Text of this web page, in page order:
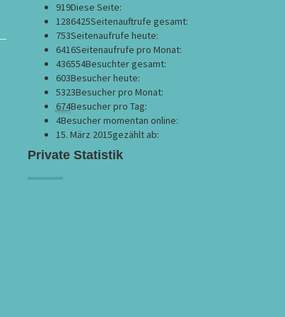
919Diese Seite:
1286425Seitenauftrufe gesamt:
753Seitenaufrufe heute:
6416Seitenaufrufe pro Monat:
436554Besuchter gesamt:
603Besucher heute:
5323Besucher pro Monat:
674Besucher pro Tag:
4Besucher momentan online:
15. März 2015gezählt ab:
Private Statistik